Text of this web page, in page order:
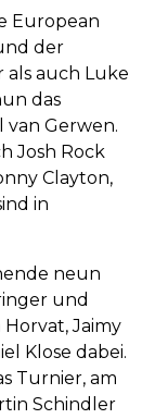
European
der
als auch Luke
das
Gerwen.
Josh Rock
Clayton,
in
neun
und
Jaimy
Klose dabei.
Turnier, am
Schindler